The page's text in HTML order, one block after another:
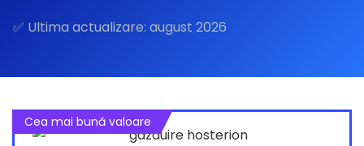
✅ Ultima actualizare: august 2026
Cea mai bună valoare